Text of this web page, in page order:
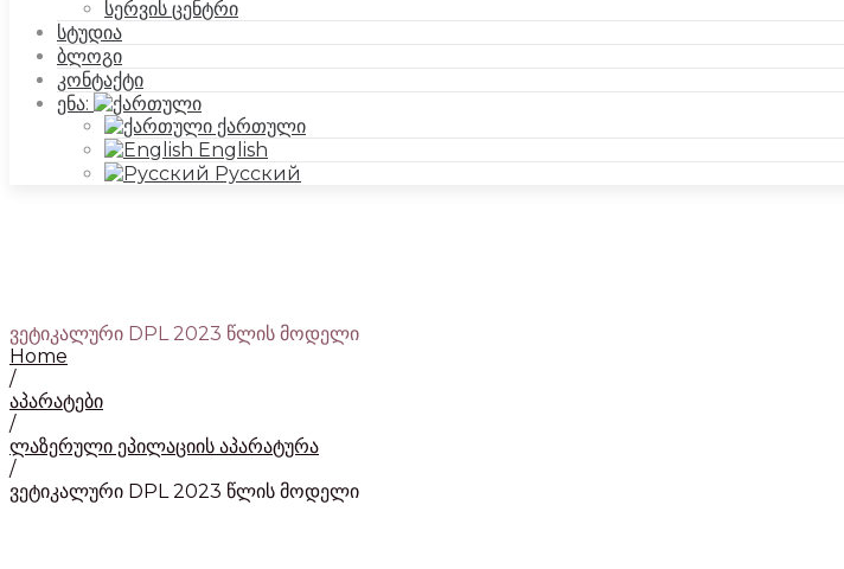
სერვის ცენტრი
სტუდია
ბლოგი
კონტაქტი
ენა:
ქართული
English
Русский
ვეტიკალური DPL 2023 წლის მოდელი
Home
/
აპარატები
/
ლაზერული ეპილაციის აპარატურა
/
ვეტიკალური DPL 2023 წლის მოდელი